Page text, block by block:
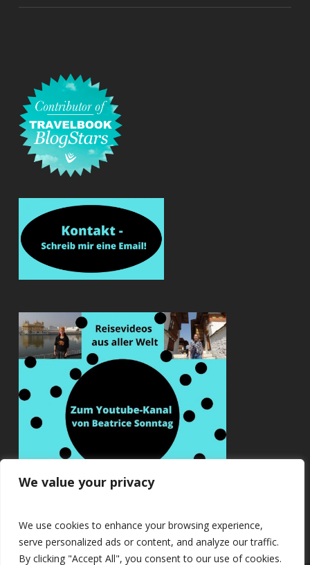
We value your privacy
We use cookies to enhance your browsing experience,
serve personalized ads or content, and analyze our traffic.
By clicking "Accept All", you consent to our use of cookies.